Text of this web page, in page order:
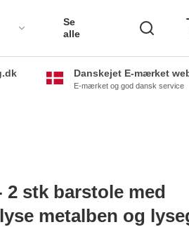
Se
alle
Danskejet E-mærket
E-mærket og god dansk service
2 stk barstole med
metalben og